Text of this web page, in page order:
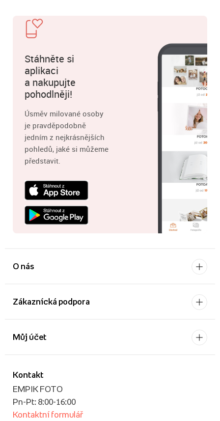
Stáhněte si
aplikaci
a nakupujte
pohodlněji!
Úsměv milované osoby
je pravděpodobně
jedním z nejkrásnějších
pohledů, jaké si můžeme
představit.
O nás
Zákaznícká podpora
Kontakt
EMPIK FOTO
Pn-Pt: 8:00-16:00
Kontaktní formulář
Můj účet